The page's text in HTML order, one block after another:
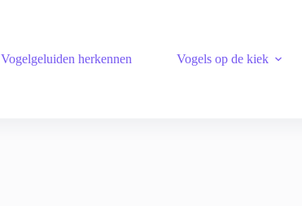
Vogelgeluiden herkennen Vogels op de kiek